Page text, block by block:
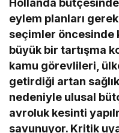
Hollanda
eylem planları
seçimler öncesinde
büyük bir tartışma
kamu görevlileri,
getirdiği artan
nedeniyle ulusal
avroluk kesinti
savunuyor. Kritik